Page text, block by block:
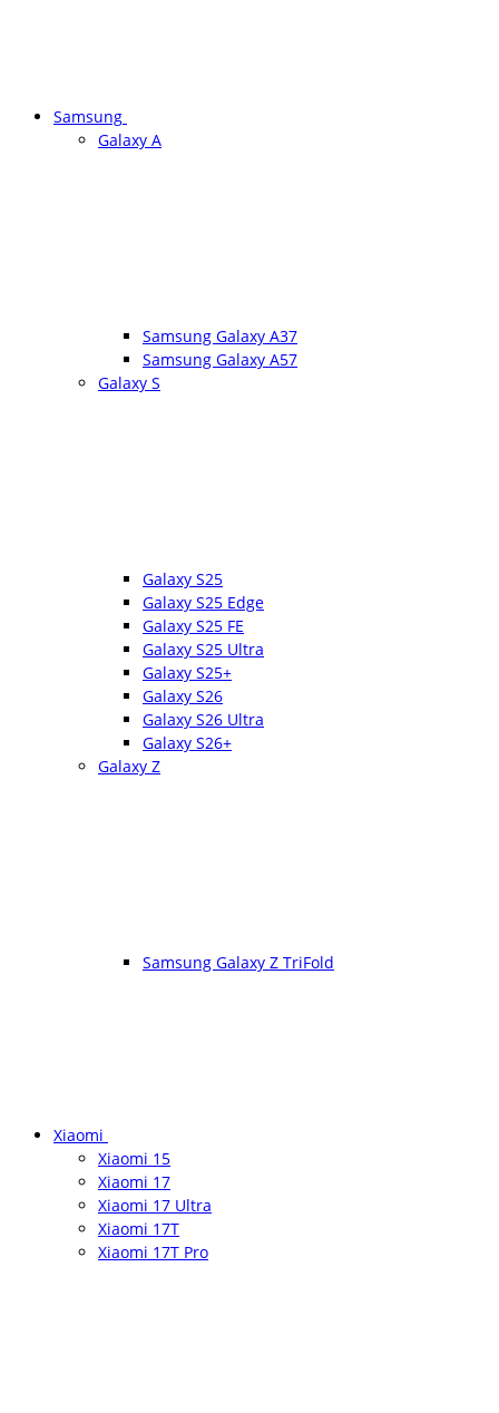
Samsung
Galaxy A
Samsung Galaxy A37
Samsung Galaxy A57
Galaxy S
Galaxy S25
Galaxy S25 Edge
Galaxy S25 FE
Galaxy S25 Ultra
Galaxy S25+
Galaxy S26
Galaxy S26 Ultra
Galaxy S26+
Galaxy Z
Samsung Galaxy Z TriFold
Xiaomi
Xiaomi 15
Xiaomi 17
Xiaomi 17 Ultra
Xiaomi 17T
Xiaomi 17T Pro